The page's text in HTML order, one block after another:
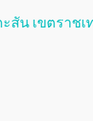
สัน เขตราช